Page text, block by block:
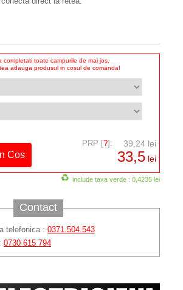
completati toate campurile de mai jos,
adauga produsul in cosul de comanda!
PRP [?]: 39,24 lei
33,5 lei
include taxa verde : 0,4235 lei
Contact
telefonica : 0371.504.543
0730 615 794